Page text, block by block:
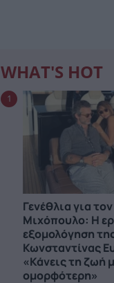
WHAT'S HOT
1
Γενέθλια για
Μιχόπουλο: Η
εξομολόγηση
Κωνσταντίνας
«Κάνεις τη ζωή
ομορφότερη»